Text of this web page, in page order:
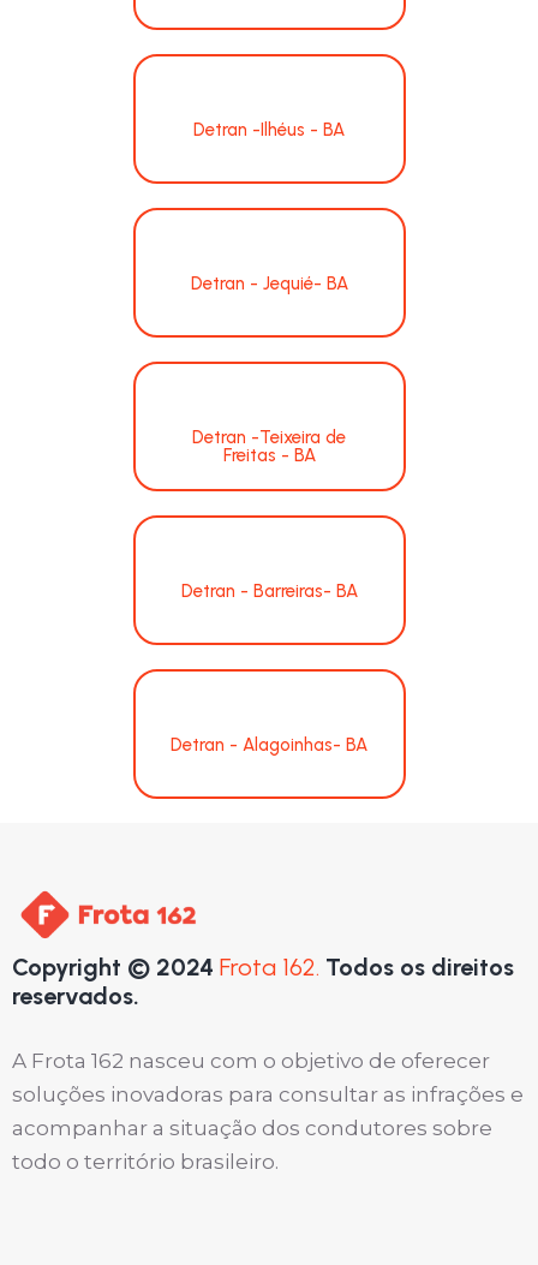
Detran -Ilhéus - BA
Detran - Jequié- BA
Detran -Teixeira de
Freitas - BA
Detran - Barreiras- BA
Detran - Alagoinhas- BA
Copyright © 2024 Frota 162. Todos os direitos
reservados.
A Frota 162 nasceu com o objetivo de oferecer
soluções inovadoras para consultar as infrações e
acompanhar a situação dos condutores sobre
todo o território brasileiro.